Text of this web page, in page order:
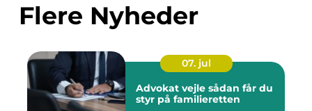
Flere Nyheder
07. jul
Advokat vejle sådan får du
styr på familieretten